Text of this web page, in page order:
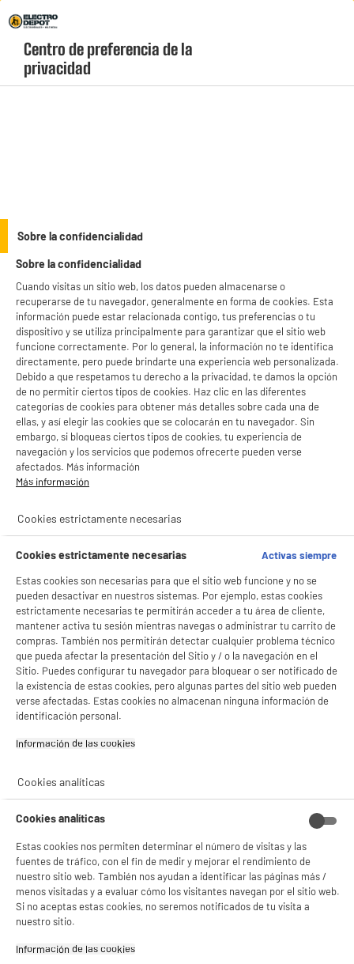
Menú
geolocation-header-icon-text
account
product_anchor_characteristics
9€98
Características
Marca
Tipo de producto Bolsa
Compatible
Con Las Aspiradoras Rowenta
Silence Force
Código del artículo
Rechazar todas
BIENVENIDO a ELECTRO
DEPOT
y sus socios utilizan cookies que procesan tus datos personales para:
- facilitar el intercambio de contenido en las redes sociales
Consulta la política de cookies. .
Si aceptas, la experiencia será aún mejor. Si no acepta, se utilizarán cookies
estadísticas anónimas basadas en tu navegación. Puedes oponerte a su uso
gestionando sus cookies.
¡Buena visita!
✔ ACEPTAR TODAS
Centro de preferencia de la
privacidad
Sobre la confidencialidad
Sobre la confidencialidad
Cuando visitas un sitio web, los datos pueden almacenarse o
recuperarse de tu navegador, generalmente en forma de cookies. Esta
información puede estar relacionada contigo, tus preferencias o tu
dispositivo y se utiliza principalmente para garantizar que el sitio web
funcione correctamente. Por lo general, la información no te identifica
directamente, pero puede brindarte una experiencia web personalizada.
Debido a que respetamos tu derecho a la privacidad, te damos la opción
de no permitir ciertos tipos de cookies. Haz clic en las diferentes
categorías de cookies para obtener más detalles sobre cada una de
ellas, y así elegir las cookies que se colocarán en tu navegador. Sin
embargo, si bloqueas ciertos tipos de cookies, tu experiencia de
navegación y los servicios que podemos ofrecerte pueden verse
afectados. Más información
Más información
Cookies estrictamente necesarias
Cookies estrictamente necesarias
Activas siempre
Estas cookies son necesarias para que el sitio web funcione y no se
pueden desactivar en nuestros sistemas. Por ejemplo, estas cookies
estrictamente necesarias te permitirán acceder a tu área de cliente,
mantener activa tu sesión mientras navegas o administrar tu carrito de
compras. También nos permitirán detectar cualquier problema técnico
que pueda afectar la presentación del Sitio y / o la navegación en el
Sitio. Puedes configurar tu navegador para bloquear o ser notificado de
la existencia de estas cookies, pero algunas partes del sitio web pueden
verse afectadas. Estas cookies no almacenan ninguna información de
identificación personal.
Información de las cookies‎
Cookies analíticas
Cookies analíticas
Estas cookies nos permiten determinar el número de visitas y las
fuentes de tráfico, con el fin de medir y mejorar el rendimiento de
nuestro sitio web. También nos ayudan a identificar las páginas más /
menos visitadas y a evaluar cómo los visitantes navegan por el sitio web.
Si no aceptas estas cookies, no seremos notificados de tu visita a
nuestro sitio.
Información de las cookies‎